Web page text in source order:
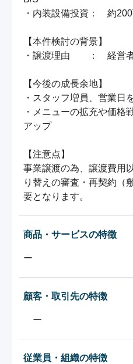
・内装設備投資：　約
【本件検討の背景】
・譲渡理由　　：　経営
【今後の成長余地】
・スタッフ増員、営業日
・メニューの拡充や価格
アップ
【注意点】
事業譲渡の為、譲渡費用
り替えの審査・再契約（
要となります。
商品・サービスの特徴
ー
顧客・取引先の特徴
ー
従業員・組織の特徴